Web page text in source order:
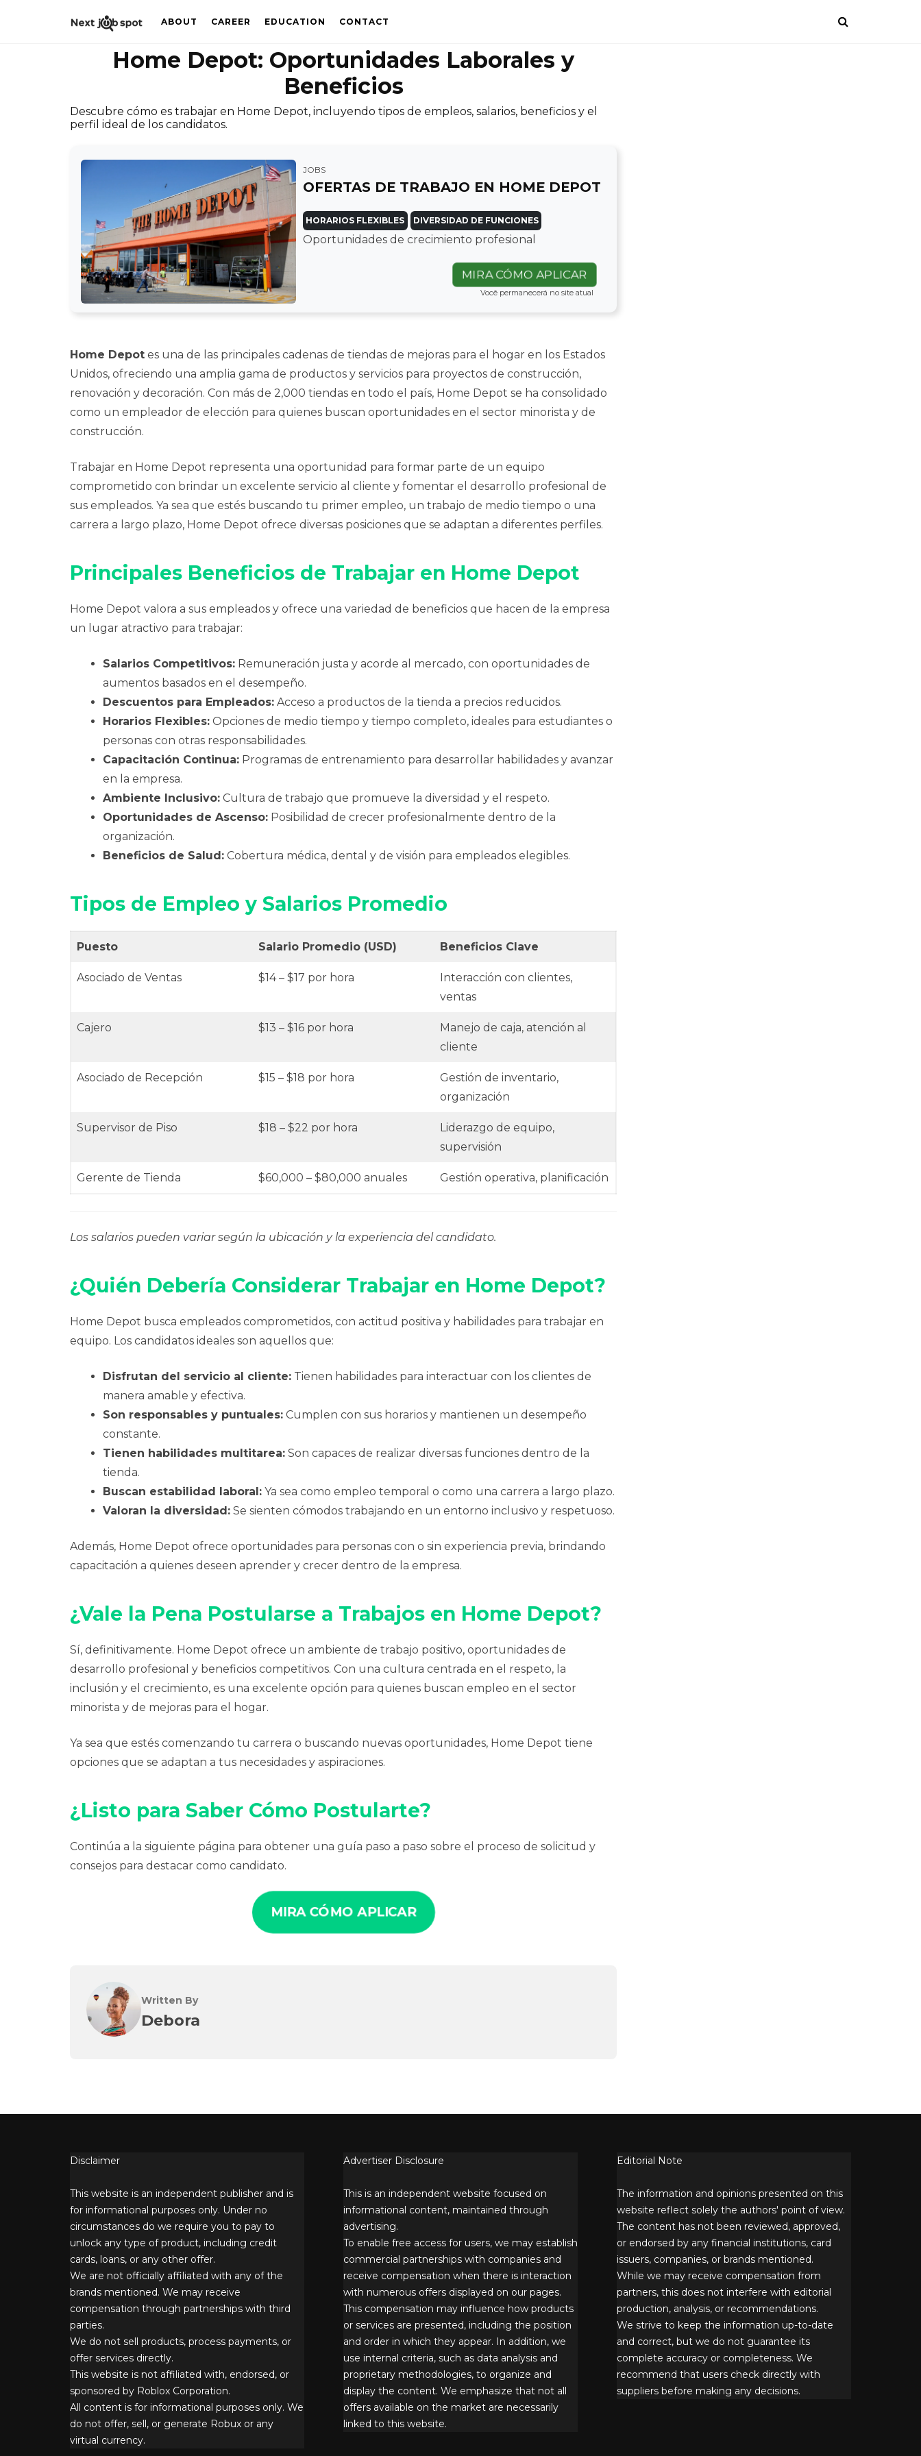
ABOUT CAREER EDUCATION CONTACT
Home Depot: Oportunidades Laborales y
Beneficios
Descubre cómo es trabajar en Home Depot, incluyendo tipos de empleos, salarios, beneficios y el
perfil ideal de los candidatos.
JOBS
OFERTAS DE TRABAJO EN HOME DEPOT
HORARIOS FLEXIBLES DIVERSIDAD DE FUNCIONES
Oportunidades de crecimiento profesional
MIRA CÓMO APLICAR
Você permanecerá no site atual
Home Depot es una de las principales cadenas de tiendas de mejoras para el hogar en los Estados
Unidos, ofreciendo una amplia gama de productos y servicios para proyectos de construcción,
renovación y decoración. Con más de 2,000 tiendas en todo el país, Home Depot se ha consolidado
como un empleador de elección para quienes buscan oportunidades en el sector minorista y de
construcción.
Trabajar en Home Depot representa una oportunidad para formar parte de un equipo
comprometido con brindar un excelente servicio al cliente y fomentar el desarrollo profesional de
sus empleados. Ya sea que estés buscando tu primer empleo, un trabajo de medio tiempo o una
carrera a largo plazo, Home Depot ofrece diversas posiciones que se adaptan a diferentes perfiles.
Principales Beneficios de Trabajar en Home Depot
Home Depot valora a sus empleados y ofrece una variedad de beneficios que hacen de la empresa
un lugar atractivo para trabajar:
Salarios Competitivos: Remuneración justa y acorde al mercado, con oportunidades de
aumentos basados en el desempeño.
Descuentos para Empleados: Acceso a productos de la tienda a precios reducidos.
Horarios Flexibles: Opciones de medio tiempo y tiempo completo, ideales para estudiantes o
personas con otras responsabilidades.
Capacitación Continua: Programas de entrenamiento para desarrollar habilidades y avanzar
en la empresa.
Ambiente Inclusivo: Cultura de trabajo que promueve la diversidad y el respeto.
Oportunidades de Ascenso: Posibilidad de crecer profesionalmente dentro de la
organización.
Beneficios de Salud: Cobertura médica, dental y de visión para empleados elegibles.
Tipos de Empleo y Salarios Promedio
Puesto Salario Promedio (USD) Beneficios Clave
Asociado de Ventas $14 – $17 por hora
Interacción con clientes,
ventas
Cajero $13 – $16 por hora
Manejo de caja, atención al
cliente
Asociado de Recepción $15 – $18 por hora
Gestión de inventario,
organización
Supervisor de Piso $18 – $22 por hora
Liderazgo de equipo,
supervisión
Gerente de Tienda $60,000 – $80,000 anuales Gestión operativa, planificación
Los salarios pueden variar según la ubicación y la experiencia del candidato.
¿Quién Debería Considerar Trabajar en Home Depot?
Home Depot busca empleados comprometidos, con actitud positiva y habilidades para trabajar en
equipo. Los candidatos ideales son aquellos que:
Disfrutan del servicio al cliente: Tienen habilidades para interactuar con los clientes de
manera amable y efectiva.
Son responsables y puntuales: Cumplen con sus horarios y mantienen un desempeño
constante.
Tienen habilidades multitarea: Son capaces de realizar diversas funciones dentro de la
tienda.
Buscan estabilidad laboral: Ya sea como empleo temporal o como una carrera a largo plazo.
Valoran la diversidad: Se sienten cómodos trabajando en un entorno inclusivo y respetuoso.
Además, Home Depot ofrece oportunidades para personas con o sin experiencia previa, brindando
capacitación a quienes deseen aprender y crecer dentro de la empresa.
¿Vale la Pena Postularse a Trabajos en Home Depot?
Sí, definitivamente. Home Depot ofrece un ambiente de trabajo positivo, oportunidades de
desarrollo profesional y beneficios competitivos. Con una cultura centrada en el respeto, la
inclusión y el crecimiento, es una excelente opción para quienes buscan empleo en el sector
minorista y de mejoras para el hogar.
Ya sea que estés comenzando tu carrera o buscando nuevas oportunidades, Home Depot tiene
opciones que se adaptan a tus necesidades y aspiraciones.
¿Listo para Saber Cómo Postularte?
Continúa a la siguiente página para obtener una guía paso a paso sobre el proceso de solicitud y
consejos para destacar como candidato.
MIRA CÓMO APLICAR
Written By
Debora
Disclaimer
This website is an independent publisher and is
for informational purposes only. Under no
circumstances do we require you to pay to
unlock any type of product, including credit
cards, loans, or any other offer.
We are not officially affiliated with any of the
brands mentioned. We may receive
compensation through partnerships with third
parties.
We do not sell products, process payments, or
offer services directly.
This website is not affiliated with, endorsed, or
sponsored by Roblox Corporation.
All content is for informational purposes only. We
do not offer, sell, or generate Robux or any
virtual currency.
Advertiser Disclosure
This is an independent website focused on
informational content, maintained through
advertising.
To enable free access for users, we may establish
commercial partnerships with companies and
receive compensation when there is interaction
with numerous offers displayed on our pages.
This compensation may influence how products
or services are presented, including the position
and order in which they appear. In addition, we
use internal criteria, such as data analysis and
proprietary methodologies, to organize and
display the content. We emphasize that not all
offers available on the market are necessarily
linked to this website.
Editorial Note
The information and opinions presented on this
website reflect solely the authors' point of view.
The content has not been reviewed, approved,
or endorsed by any financial institutions, card
issuers, companies, or brands mentioned.
While we may receive compensation from
partners, this does not interfere with editorial
production, analysis, or recommendations.
We strive to keep the information up-to-date
and correct, but we do not guarantee its
complete accuracy or completeness. We
recommend that users check directly with
suppliers before making any decisions.